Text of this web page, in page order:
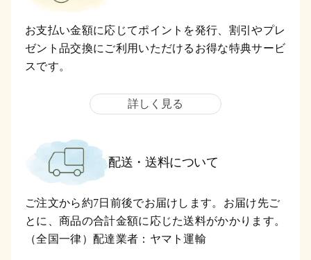
お支払い金額に応じてポイントを発行、割引やプレ
ゼント品交換にご利用いただけるお得な特典サービ
スです。
詳しく見る
配送・送料について
ご注文から約7日前後でお届けします。お届け先ご
とに、商品の合計金額に応じた送料がかかります。
（全国一律）配達業者：ヤマト運輸